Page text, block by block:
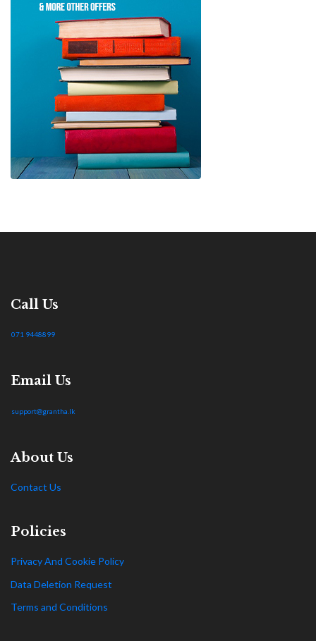
Call Us
071 9448899
Email Us
support@grantha.lk
About Us
Contact Us
Policies
Privacy And Cookie Policy
Data Deletion Request
Terms and Conditions